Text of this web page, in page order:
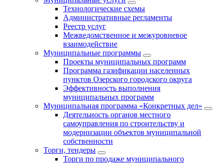
Технологические схемы
Административные регламенты
Реестр услуг
Межведомственное и межуровневое
взаимодействие
Муниципальные программы
Проекты муниципальных программ
Программа газификации населенных
пунктов Озерского городского округа
Эффективность выполнения
муниципальных программ
Муниципальная программа «Конкретных дел»
Деятельность органов местного
самоуправления по строительству и
модернизации объектов муниципальной
собственности
Торги, тендеры
Торги по продаже муниципального